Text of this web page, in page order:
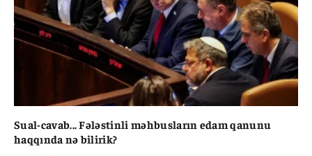
Sual-cavab... Fələstinli məhbusların edam qanunu
haqqında nə bilirik?